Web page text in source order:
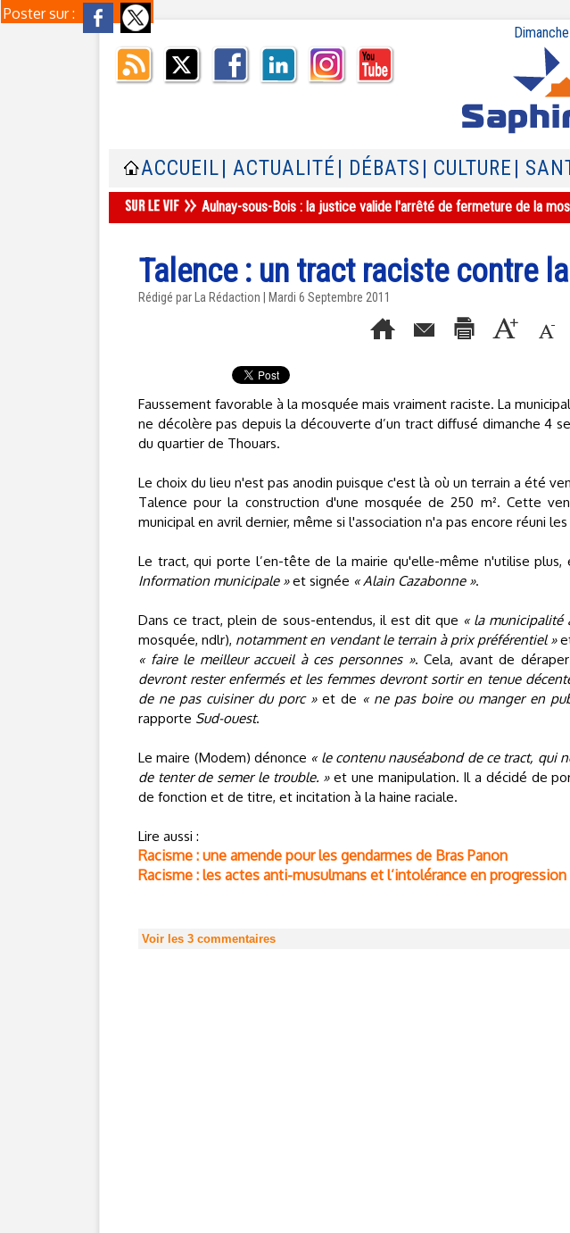
Poster sur :
ACCUEIL | ACTUALITÉ | DÉBATS | CULTURE |
Aulnay-sous-Bois : la justice valide l'arrêté de fermeture de la
Talence : un tract raciste contre
Rédigé par La Rédaction | Mardi 6 Septembre 2011
Faussement favorable à la mosquée mais vraiment raciste. La
ne décolère pas depuis la découverte d’un tract diffusé dimanche 4
du quartier de Thouars.
Le choix du lieu n'est pas anodin puisque c'est là où un terrain a été
Talence pour la construction d'une mosquée de 250 m². Cette
municipal en avril dernier, même si l'association n'a pas encore réuni
Le tract, qui porte l’en-tête de la mairie qu'elle-même n'utilise plus,
Information municipale »et signée « Alain Cazabonne ».
Dans ce tract, plein de sous-entendus, il est dit que « la
mosquée, ndlr), notamment en vendant le terrain à prix préférentiel »
« faire le meilleur accueil à ces personnes ». Cela, avant de
devront rester enfermés et les femmes devront sortir en tenue
de ne pas cuisiner du porc »et de « ne pas boire ou manger en
rapporte Sud-ouest.
Le maire (Modem) dénonce « le contenu nauséabond de ce tract, qui
de tenter de semer le trouble. »et une manipulation. Il a décidé de
de fonction et de titre, et incitation à la haine raciale.
Lire aussi :
Racisme : une amende pour les gendarmes de Bras Panon
Racisme : les actes anti-musulmans et l’intolérance en progression
Voir les 3 commentaires